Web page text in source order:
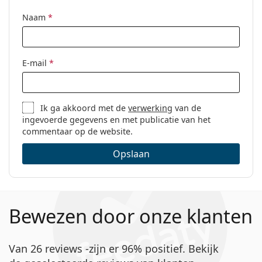
Voor wie zijn Lenjoy Day & Night PRO
geschikt?
Mensen metbijziendheid (myopie)ofverziendheid
Mensen die lange tijd digitale schermen gebruiken
en last hebben van droge ogen doordigitale
oogvermoeidheid.
Mensen die maandlenzen prefereren met de
mogelijkheid van continu dragen.
Veelgestelde vragen
Hoe lang kunt u Lenjoy Day & Night PRO
contactlenzen
Naam *
E-mail *
Ik ga akkoord met deverwerking van de
ingevoerde gegevens en met publicatie van het
commentaar op de website.
Opslaan
Bewezen door onze klanten
Van 26 reviews -zijn er 96% positief. Bekijk